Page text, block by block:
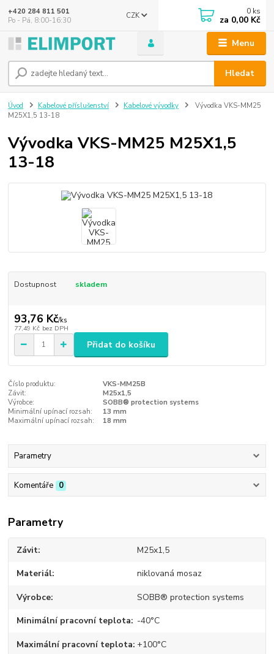
Menu
CZK
Hledat
+420 284 811 501
Po - Pá, 8:00-16:30
0 ks
za 0,00 Kč
Úvod Kabelové příslušenství Kabelové vývodky
Vývodka VKS-MM25
M25X1,5 13-18
Vývodka VKS-MM25 M25X1,5
13-18
Dostupnost skladem
93,76 Kč/ks
77,49 Kč bez DPH
Přidat do košíku
Číslo produktu:
VKS-MM25B
Závit:
M25x1,5
Výrobce:
SOBB® protection systems
Minimální upínací rozsah:
13 mm
Maximální upínací rozsah:
18 mm
Parametry
Komentáře 0
Parametry
Závit M25x1,5
Materiál niklovaná mosaz
Výrobce SOBB® protection systems
Minimální pracovní teplota -40°C
Maximální pracovní teplota +100°C